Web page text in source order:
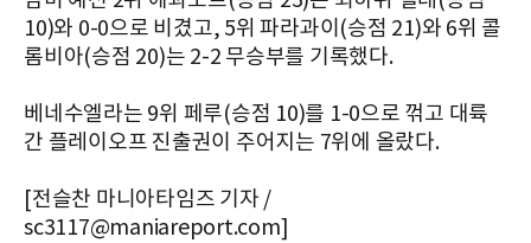
10)와 0-0으로 비겼고, 5위 파라과이(승점 21)와 6위 콜
롬비아(승점 20)는 2-2 무승부를 기록했다.
베네수엘라는 9위 페루(승점 10)를 1-0으로 꺾고 대륙
간 플레이오프 진출권이 주어지는 7위에 올랐다.
[전슬찬 마니아타임즈 기자 /
sc3117@maniareport.com]